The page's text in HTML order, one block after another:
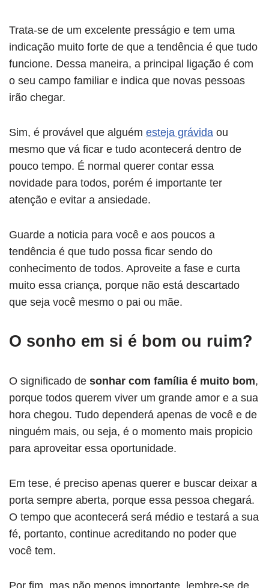
Trata-se de um excelente presságio e tem uma
indicação muito forte de que a tendência é que tudo
funcione. Dessa maneira, a principal ligação é com
o seu campo familiar e indica que novas pessoas
irão chegar.
Sim, é provável que alguém esteja grávida ou
mesmo que vá ficar e tudo acontecerá dentro de
pouco tempo. É normal querer contar essa
novidade para todos, porém é importante ter
atenção e evitar a ansiedade.
Guarde a noticia para você e aos poucos a
tendência é que tudo possa ficar sendo do
conhecimento de todos. Aproveite a fase e curta
muito essa criança, porque não está descartado
que seja você mesmo o pai ou mãe.
O sonho em si é bom ou ruim?
O significado de sonhar com família é muito bom,
porque todos querem viver um grande amor e a sua
hora chegou. Tudo dependerá apenas de você e de
ninguém mais, ou seja, é o momento mais propicio
para aproveitar essa oportunidade.
Em tese, é preciso apenas querer e buscar deixar a
porta sempre aberta, porque essa pessoa chegará.
O tempo que acontecerá será médio e testará a sua
fé, portanto, continue acreditando no poder que
você tem.
Por fim, mas não menos importante, lembre-se de